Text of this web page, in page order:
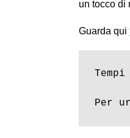
un tocco di
Guarda qui
Per